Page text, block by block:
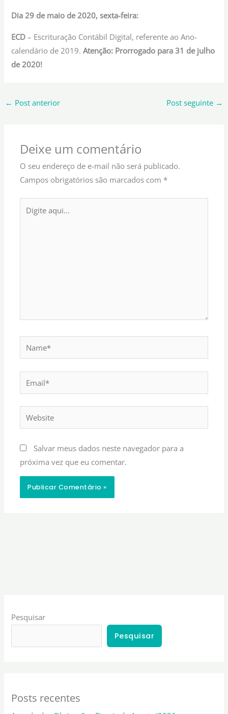
Dia 29 de maio de 2020, sexta-feira:
ECD – Escrituração Contábil Digital, referente ao Ano-
calendário de 2019.Atenção: Prorrogado para 31 de julho
de 2020!
← Post anterior Post seguinte →
Deixe um comentário
O seu endereço de e-mail não será publicado.
Campos obrigatórios são marcados com *
aqui...
Name*
Website
Salvar meus dados neste navegador para a
próxima vez que eu comentar.
Pesquisar
Pesquisar
Posts recentes